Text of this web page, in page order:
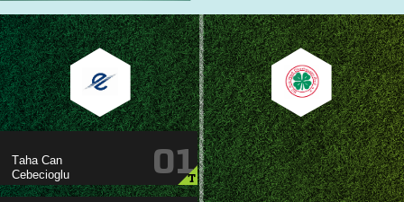
 

01
T